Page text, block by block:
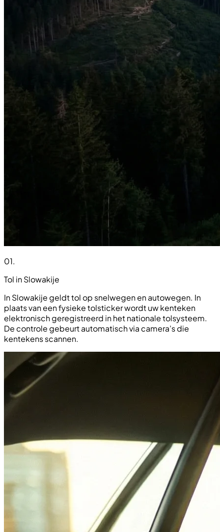
01.
Tol in Slowakije
In Slowakije geldt tol op snelwegen en autowegen. In
plaats van een fysieke tolsticker wordt uw kenteken
elektronisch geregistreerd in het nationale tolsysteem.
De controle gebeurt automatisch via camera’s die
kentekens scannen.